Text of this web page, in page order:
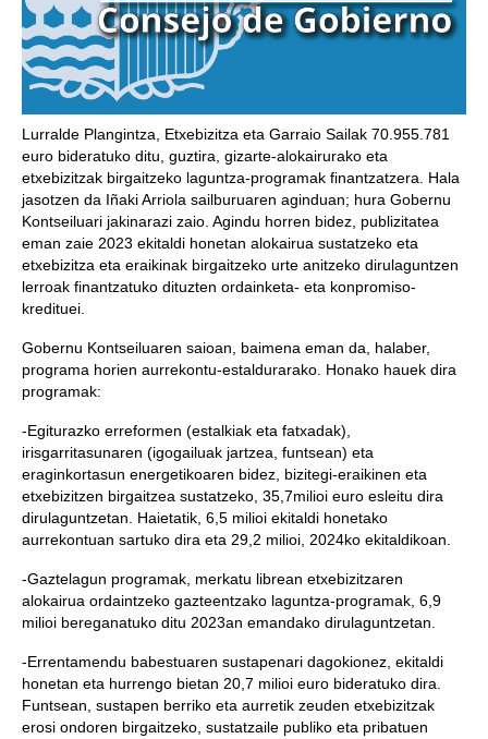
Lurralde Plangintza, Etxebizitza eta Garraio Sailak 70.955.781
euro bideratuko ditu, guztira, gizarte-alokairurako eta
etxebizitzak birgaitzeko laguntza-programak finantzatzera. Hala
jasotzen da Iñaki Arriola sailburuaren aginduan; hura Gobernu
Kontseiluari jakinarazi zaio. Agindu horren bidez, publizitatea
eman zaie 2023 ekitaldi honetan alokairua sustatzeko eta
etxebizitza eta eraikinak birgaitzeko urte anitzeko dirulaguntzen
lerroak finantzatuko dituzten ordainketa- eta konpromiso-
kredituei.
Gobernu Kontseiluaren saioan, baimena eman da, halaber,
programa horien aurrekontu-estaldurarako. Honako hauek dira
programak:
-Egiturazko erreformen (estalkiak eta fatxadak),
irisgarritasunaren (igogailuak jartzea, funtsean) eta
eraginkortasun energetikoaren bidez, bizitegi-eraikinen eta
etxebizitzen birgaitzea sustatzeko, 35,7milioi euro esleitu dira
dirulaguntzetan. Haietatik, 6,5 milioi ekitaldi honetako
aurrekontuan sartuko dira eta 29,2 milioi, 2024ko ekitaldikoan.
-Gaztelagun programak, merkatu librean etxebizitzaren
alokairua ordaintzeko gazteentzako laguntza-programak, 6,9
milioi bereganatuko ditu 2023an emandako dirulaguntzetan.
-Errentamendu babestuaren sustapenari dagokionez, ekitaldi
honetan eta hurrengo bietan 20,7 milioi euro bideratuko dira.
Funtsean, sustapen berriko eta aurretik zeuden etxebizitzak
erosi ondoren birgaitzeko, sustatzaile publiko eta pribatuen